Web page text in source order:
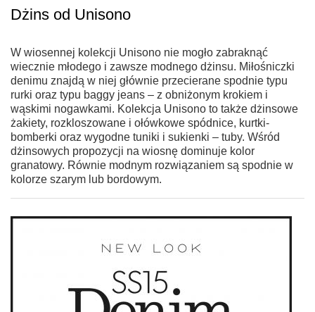
Dżins od Unisono
W wiosennej kolekcji Unisono nie mogło zabraknąć
wiecznie młodego i zawsze modnego dżinsu. Miłośniczki
denimu znajdą w niej głównie przecierane spodnie typu
rurki oraz typu baggy jeans – z obniżonym krokiem i
wąskimi nogawkami. Kolekcja Unisono to także dżinsowe
żakiety, rozkloszowane i ołówkowe spódnice, kurtki-
bomberki oraz wygodne tuniki i sukienki – tuby. Wśród
dżinsowych propozycji na wiosnę dominuje kolor
granatowy. Równie modnym rozwiązaniem są spodnie w
kolorze szarym lub bordowym.